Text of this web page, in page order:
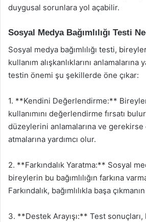
duygusal sorunlara yol açabilir.
Sosyal Medya Bağımlılığı Testi
Sosyal medya bağımlılığı testi,
kullanım alışkanlıklarını anlamalarına
testin önemi şu şekillerde öne çıkar:
1. **Kendini Değerlendirme:**
kullanımını değerlendirme fırsatı
düzeylerini anlamalarına ve gerekirse
atmalarına yardımcı olur.
2. **Farkındalık Yaratma:** Sosyal
bireylerin bu bağımlılığın farkına
Farkındalık, bağımlılıkla başa çıkmanın
3. **Destek Arayışı:** Test